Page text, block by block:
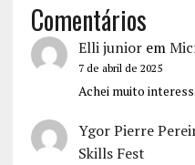
Comentários
Elli juniorem
7 de abril de 2025
Achei muito
Ygor Pierre
Skills Fest